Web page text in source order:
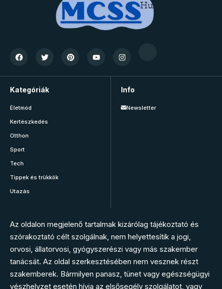
Kategóriák
Életmód
Kertészkedés
Otthon
Sport
Tech
Tippek és trükkök
Utazás
Info
Newsletter
Az oldalon megjelenő tartalmak kizárólag tájékoztató és
szórakoztató célt szolgálnak, nem helyettesítik a jogi,
orvosi, állatorvosi, gyógyszerészi vagy más szakember
tanácsát. Az oldal szerkesztésében nem vesznek részt
szakemberek. Bármilyen panasz, tünet vagy egészségügyi
vészhelyzet esetén hívja az elsősegély szolgálatot, vagy